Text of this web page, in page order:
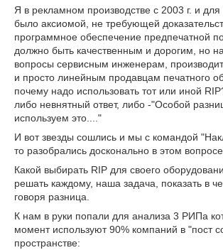
Я в рекламном производстве с 2003 г. и для
было аксиомой, не требующей
программное обеспечение предпечатной
должно быть качественным и дорогим, но
вопросы сервисным инженерам,
и просто линейным продавцам печатного
почему надо использовать тот или иной
либо невнятный ответ, либо -"Особой
используем это...."
И вот звезды сошлись и мы с командой
то разобрались досконально в этом вопросе.
Какой выбирать RIP для своего
решать каждому, наша задача, показать в
говоря разница.
К нам в руки попали для анализа 3 РИПа
момент используют 90% компаний в "пост
пространстве: